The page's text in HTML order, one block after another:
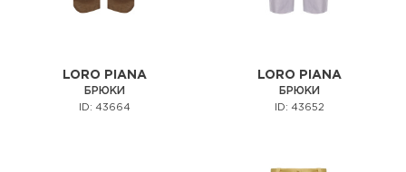
LORO PIANA
БРЮКИ
ID: 43664
LORO PIANA
БРЮКИ
ID: 43652